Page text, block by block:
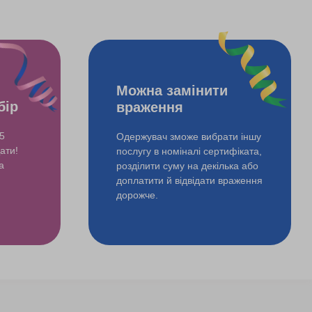
флот використовував його для переслідування
багаті люди, то сьогодні є можливість просто взяти його
виключно силу вітру, придумали єгиптяни 5
Можна замінити
враження
Одержувач зможе вибрати іншу
послугу в номіналі сертифіката,
розділити суму на декілька або
доплатити й відвідати враження
дорожче.